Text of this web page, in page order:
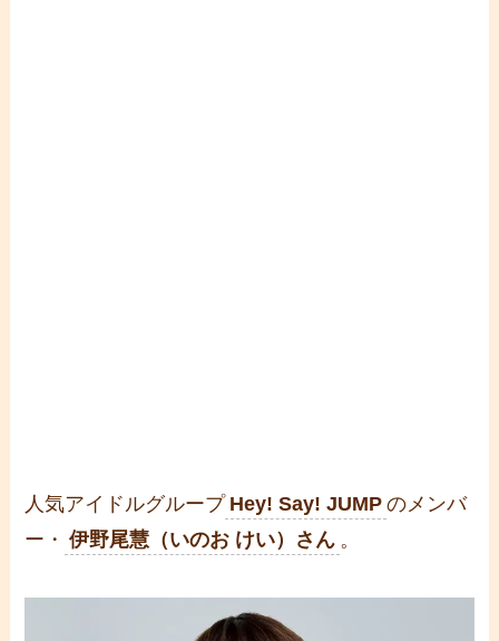
人気アイドルグループ Hey! Say! JUMP のメンバ
ー・ 伊野尾慧（いのお けい）さん 。